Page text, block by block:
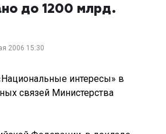
до 1200 млрд.
2006 15:30
интересы» в
связей Министерства